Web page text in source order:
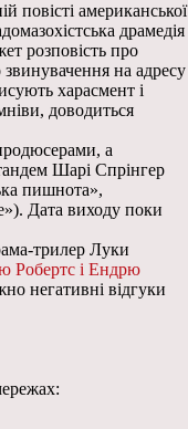
повісті американської
драмедія
розповість про
на адресу
харасмент і
доводиться
а
Шарі Спрінгер
пишнота»,
Дата виходу поки
трилер Луки
Робертс і Ендрю
негативні відгуки